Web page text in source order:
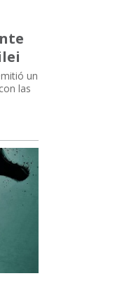
un
las